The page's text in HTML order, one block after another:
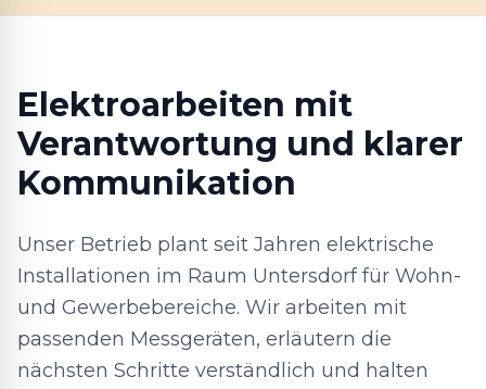
Elektroarbeiten mit
Verantwortung und klarer
Kommunikation
Unser Betrieb plant seit Jahren elektrische
Installationen im Raum Untersdorf für Wohn-
und Gewerbebereiche. Wir arbeiten mit
passenden Messgeräten, erläutern die
nächsten Schritte verständlich und halten